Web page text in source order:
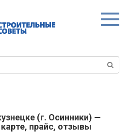
(г. Осинники) —
прайс, отзывы